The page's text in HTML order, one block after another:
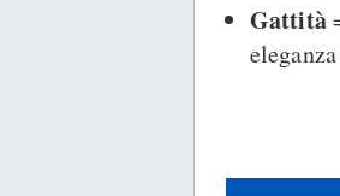
Gattità